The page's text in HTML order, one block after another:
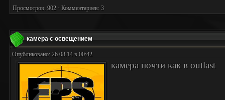
Просмотров: 902 · Комментариев: 3
камера с освещением
Опубликовано: 26.08.14 в 00:42
камера почти как в outlast